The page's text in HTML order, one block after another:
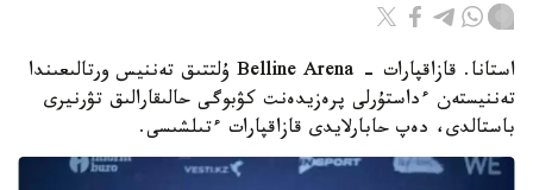
استانا. قازاقپارات - Belline Arena ۇلتتىق تەننيس ورتالىعىندا
تەننيستەن ءداستۇرلى پرەزيدەنت كۋبوگى حالىقارالىق تۋرنيرى
باستالدى، دەپ حابارلايدى قازاقپارات ءتىلشىسى.